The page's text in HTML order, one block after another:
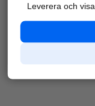
Leverera och